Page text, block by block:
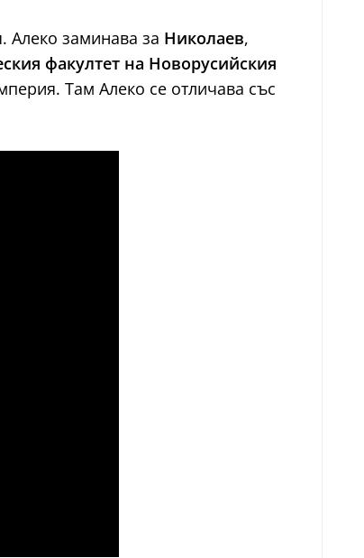
Алеко заминава за Николаев,
факултет на Новорусийския
Там Алеко се отличава със